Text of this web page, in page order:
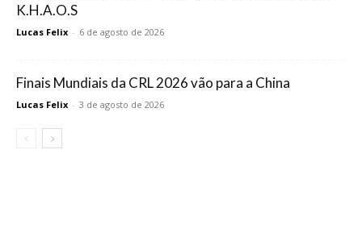
K.H.A.O.S
Lucas Felix - 6 de agosto de 2026
Finais Mundiais da CRL 2026 vão para a China
Lucas Felix - 3 de agosto de 2026